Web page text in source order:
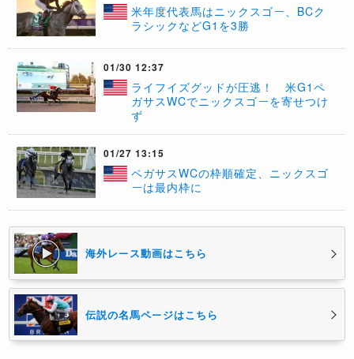
米年度代表馬はニックスゴー、BCク
ラシックなどG1を3勝
01/30 12:37
ライフイズグッドが圧逃！ 米G1ペ
ガサスWCでニックスゴーを寄せつけ
ず
01/27 13:15
ペガサスWCの枠順確定、ニックスゴ
ーは最内枠に
海外レース動画はこちら
伝説の名馬ページはこちら